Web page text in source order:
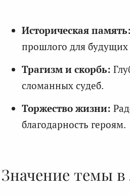
Историческая память:
прошлого для
Трагизм и скорбь:
сломанных судеб.
Торжество жизни:
благодарность героям.
Значение темы в